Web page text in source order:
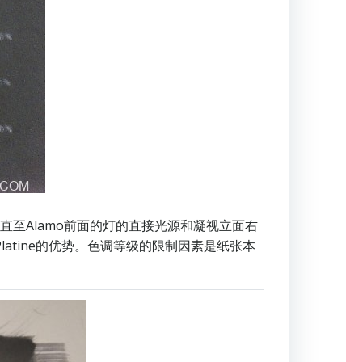
至Alamo前面的灯的直接光源和凝视立面右
的优势。色调等级的限制因素是纸张本